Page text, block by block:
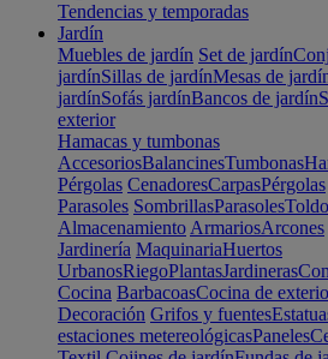
Tendencias y temporadas
Jardín
Muebles de jardín Set de jardín
jardínSillas de jardínMesas de
jardínSofás jardínBancos de jardín
exterior
Hamacas y tumbonas
AccesoriosBalancinesTumbonas
Pérgolas CenadoresCarpasPérgolas
Parasoles SombrillasParasoles
Almacenamiento ArmariosArcones
Jardinería MaquinariaHuertos
UrbanosRiegoPlantasJardineras
Cocina BarbacoasCocina de
Decoración Grifos y fuentes
estaciones metereológicasPaneles